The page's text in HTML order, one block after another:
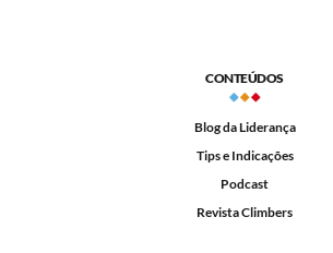
CONTEÚDOS
Blog da Liderança
Tips e Indicações
Podcast
Revista Climbers